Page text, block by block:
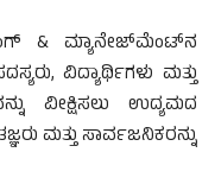
& ಮ್ಯಾನೇಜ್‌ಮೆಂಟ್‌ನ
ವಿದ್ಯಾರ್ಥಿಗಳು ಮತ್ತು
ವೀಕ್ಷಿಸಲು ಉದ್ಯಮದ
ಮತ್ತು ಸಾರ್ವಜನಿಕರನ್ನು